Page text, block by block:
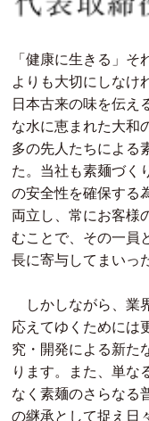
「健康に生きる」
よりも大切にしなけ
日本古来の味を伝え
な水に恵まれた大和
多の先人たちによる
た。当社も素麺づく
の安全性を確保する
両立し、常にお客様
むことで、その一員
長に寄与してまいっ
しかしながら、業
応えてゆくためには
究・開発による新た
ります。また、単な
なく素麺のさらなる
の継承として捉え日